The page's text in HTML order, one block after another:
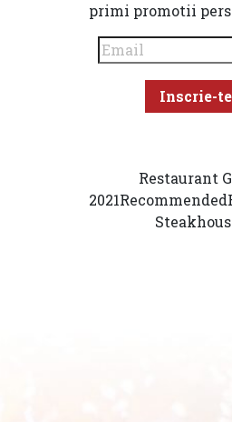
primi promotii
Restaurant
2021Recommended